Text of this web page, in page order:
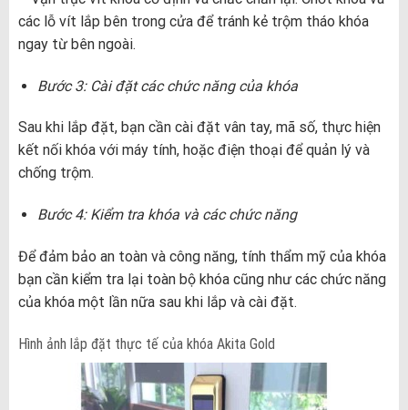
các lỗ vít lắp bên trong cửa để tránh kẻ trộm tháo khóa
ngay từ bên ngoài.
Bước 3: Cài đặt các chức năng của khóa
Sau khi lắp đặt, bạn cần cài đặt vân tay, mã số, thực hiện
kết nối khóa với máy tính, hoặc điện thoại để quản lý và
chống trộm.
Bước 4: Kiểm tra khóa và các chức năng
Để đảm bảo an toàn và công năng, tính thẩm mỹ của khóa
bạn cần kiểm tra lại toàn bộ khóa cũng như các chức năng
của khóa một lần nữa sau khi lắp và cài đặt.
Hình ảnh lắp đặt thực tế của khóa Akita Gold